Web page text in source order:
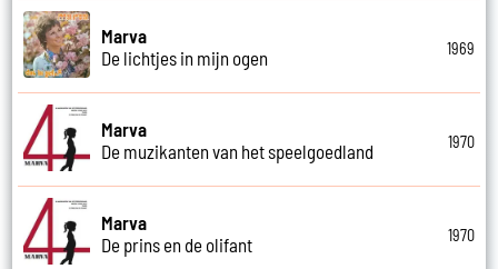
Marva
De lichtjes in mijn ogen
1969
Marva
De muzikanten van het speelgoedland
1970
Marva
De prins en de olifant
1970